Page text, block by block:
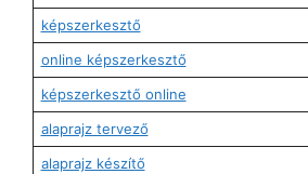
képszerkesztő
online képszerkesztő
képszerkesztő online
alaprajz tervező
alaprajz készítő